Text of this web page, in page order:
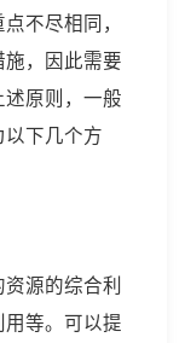
不尽相同，
，因此需要
原则，一般
下几个方
源的综合利
等。可以提